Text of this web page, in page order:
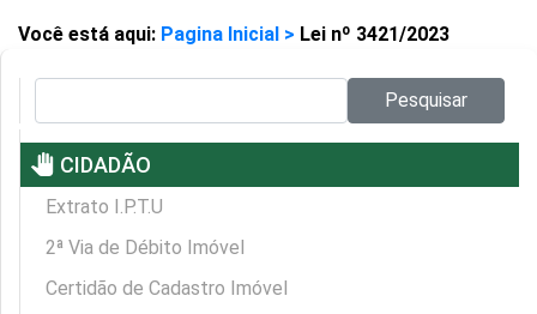
Você está aqui: Pagina Inicial > Lei nº 3421/2023
Pesquisar
pan_tool CIDADÃO
Extrato I.P.T.U
2ª Via de Débito Imóvel
Certidão de Cadastro Imóvel